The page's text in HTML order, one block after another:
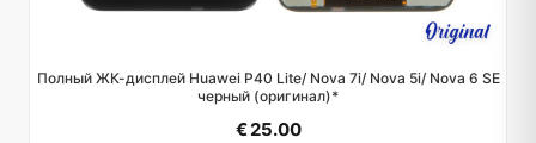
Полный ЖК-дисплей Huawei P40 Lite/ Nova 7i/ Nova 5i/ Nova 6 SE
черный (оригинал)*
€ 25.00